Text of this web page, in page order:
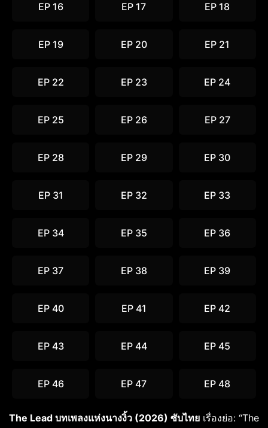
EP 16 EP 17 EP 18
EP 19 EP 20 EP 21
EP 22 EP 23 EP 24
EP 25 EP 26 EP 27
EP 28 EP 29 EP 30
EP 31 EP 32 EP 33
EP 34 EP 35 EP 36
EP 37 EP 38 EP 39
EP 40 EP 41 EP 42
EP 43 EP 44 EP 45
EP 46 EP 47 EP 48
The Lead บทเพลงแห่งนางงิ้ว (2026) ซับไทย เรื่องย่อ: “The